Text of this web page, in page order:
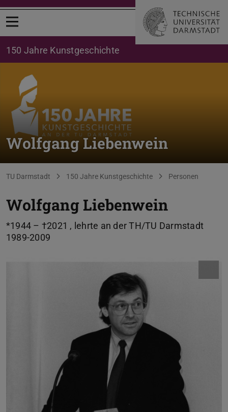
Menü öffnen
150 Jahre Kunstgeschichte
Wolfgang Liebenwein
Sie befinden sich hier:
TU Darmstadt 150 Jahre Kunstgeschichte Personen
Wolfgang Liebenwein
*1944 – †2021 , lehrte an der TH/TU Darmstadt
1989-2009